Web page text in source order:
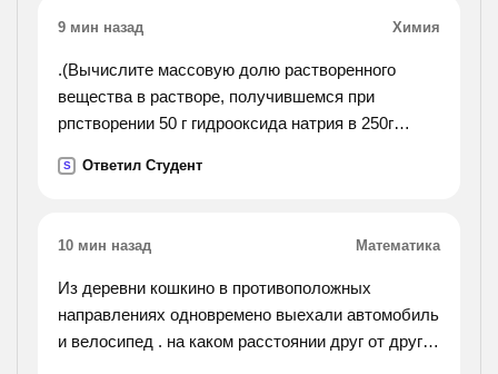
9 мин назад Химия
.(Вычислите массовую долю растворенного
вещества в растворе, получившемся при
рпстворении 50 г гидрооксида натрия в 250г
S Ответил Студент
10 мин назад Математика
Из деревни кошкино в противоположных
направлениях одновремено выехали автомобиль
и велосипед . на каком расстоянии друг от друга